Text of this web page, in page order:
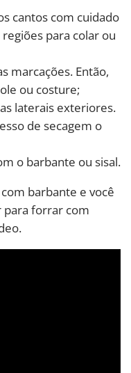
cantos com cuidado
para colar ou
marcações. Então,
ou costure;
laterais exteriores.
de secagem o
o barbante ou sisal.
barbante e você
para forrar com